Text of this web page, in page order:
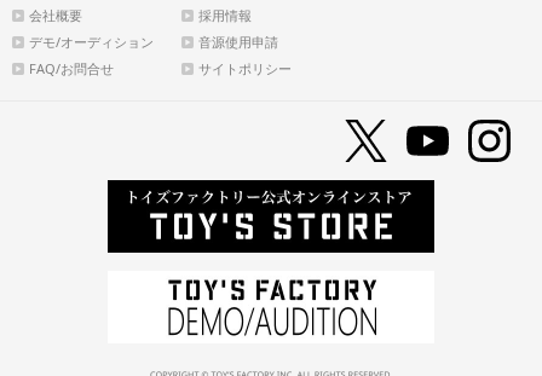
会社概要
採用情報
デモ/オーディション
音源使用申請
FAQ/お問合せ
サイトポリシー